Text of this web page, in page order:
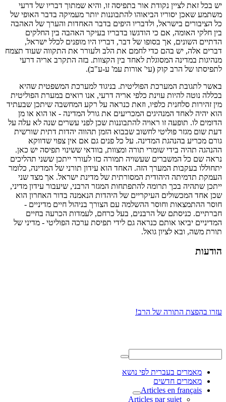
יש בכל זאת לציין נקודת אור בתפיסה זו, והיא שמתוך דבריו של דרעי
משתמע שאכן יסוריו הביאוהו להתבוננות יותר מעמיקה בדבר האופי של
כל הציבורים בישראל, ולדבריו היפים בדבר האחדות והערך של האהבה
בין חלקי האומה, אם כי הודגשו בדבריו בעיקר האהבה בין החלקים
הדתיים השונים, אך בסופו של דבר, דבריו היו מופנים לכלל ישראל,
דברים אלה, יש בהם כדי לחמם את הלב ולעורר את התקווה שעוד תצמח
מנהיגות במדינה המסוגלת לאחד בין הקצוות. בזה התקרב אריה דרעי
לתפיסתו של הרב קוק (עי' אורות עמ' ע-ע"ב).
באשר לתגובת המערכת הפוליטית. בניגוד למערכת המשפטית שהיא
בכללה נוטה להיות עוינת כלפי אריה דרעי, אנו רואים במערת הפוליטית
מין זהירות סלחנית כלפיו, וזאת כנראה על רקע המחשבה שיתכן שבעתיד
הוא יהיה לאחד המנהיגים המכריעים את גורל המדינה - או הוא או מן
הדומים לו. תופעה זו ראויה להתבוננות שכן לפני עשרים שנה לא עלה על
דעת שום מגזר פוליטי לחשוב שבבוא הזמן תהווה יהדות דתית שורשית
גורם מכריע בהנהגת המדינה. על כל פנים גם אם אין צפוי שדווקא
ההנהגה תהיה בידי שומרי תורה ומצוות, בוודאי ששינוי תפיסה יש כאן.
נראה שם כל המשברים שעשויה תמורה כזו לעורר ייתכן ששני תהליכים
יתחוללו בעקבות המערך הזה. האחד הוא עידון תורני של המדינה, כלומר
העמקת תדמיתה היהודית המסורתית של מדינת ישראל. אך מצד שני
ייתכן שתהיה בכך תרומה להתפתחות המגזר הרבני, שיעבור עידון מדיני,
שכן אחד המכשולים העיקריים של היהדות הנאמנה בדור האחרון הוא
חוסר ההתמצאות וחוסר ההשלמה עם הצורך בניהול חיים מדיניים -
חברתיים. כניסתם של הרבנים, בעל כרחם, לעמדות הכרעה בחיים
המדיניים יביאו אותם כנראה גם לידי תפיסת ערכה הפוליטי - מדיני של
תורת משה, ובא לציון גואל.
הודעות
עזרו בהפצת התורה של הרב!
מאמרים בעברית לפי נושא
מאמרים חדשים
Articles en français
Articles par sujet